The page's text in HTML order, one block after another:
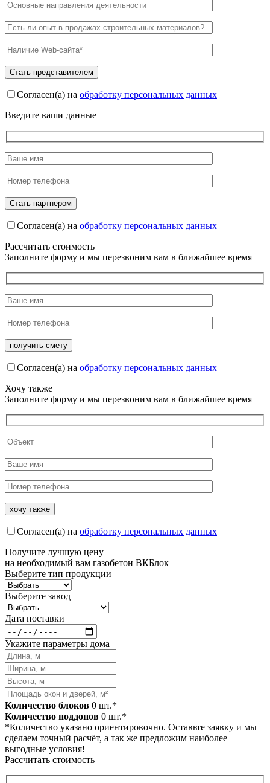
Согласен(а) на обработку персональных данных
Введите ваши данные
Согласен(а) на обработку персональных данных
Рассчитать стоимость
Заполните форму и мы перезвоним вам в ближайшее время
Согласен(а) на обработку персональных данных
Хочу также
Заполните форму и мы перезвоним вам в ближайшее время
Согласен(а) на обработку персональных данных
Получите лучшую цену
на необходимый вам газобетон ВКБлок
Выберите тип продукции
Выберите завод
Дата поставки
Укажите параметры дома
Количество блоков 0 шт.*
Количество поддонов 0 шт.*
*Количество указано ориентировочно. Оставьте заявку и мы
сделаем точный расчёт, а так же предложим наиболее
выгодные условия!
Рассчитать стоимость